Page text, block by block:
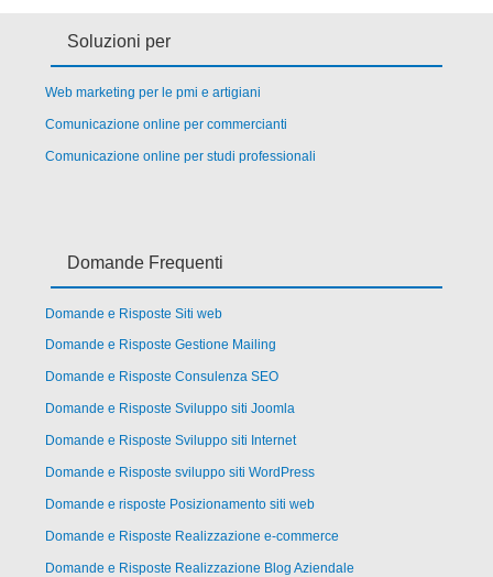
Soluzioni per
Web marketing per le pmi e artigiani
Comunicazione online per commercianti
Comunicazione online per studi professionali
Domande Frequenti
Domande e Risposte Siti web
Domande e Risposte Gestione Mailing
Domande e Risposte Consulenza SEO
Domande e Risposte Sviluppo siti Joomla
Domande e Risposte Sviluppo siti Internet
Domande e Risposte sviluppo siti WordPress
Domande e risposte Posizionamento siti web
Domande e Risposte Realizzazione e-commerce
Domande e Risposte Realizzazione Blog Aziendale